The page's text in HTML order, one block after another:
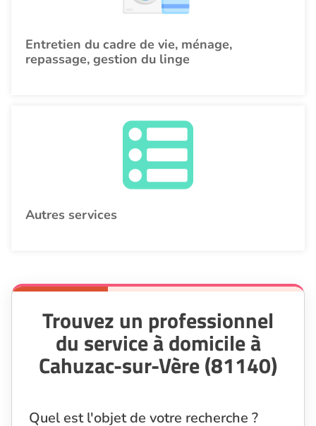
Entretien du cadre de vie, ménage,
repassage, gestion du linge
Autres services
Trouvez un professionnel
du service à domicile à
Cahuzac-sur-Vère (81140)
Quel est l'objet de votre recherche ?